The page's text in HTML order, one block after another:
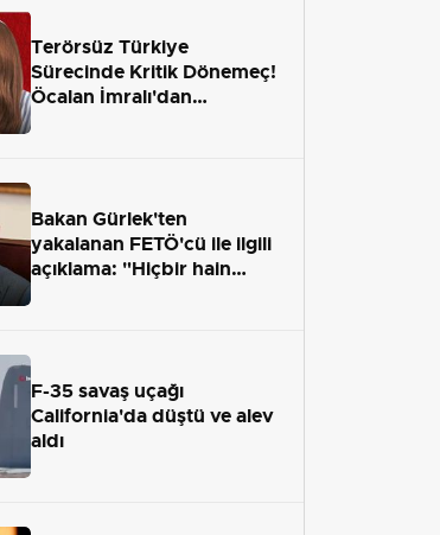
Terörsüz Türkiye
Sürecinde Kritik Dönemeç!
Öcalan İmralı'dan
Bakan Gürlek'ten
yakalanan FETÖ'cü ile ilgili
açıklama: "Hiçbir hain
F-35 savaş uçağı
California'da düştü ve alev
aldı